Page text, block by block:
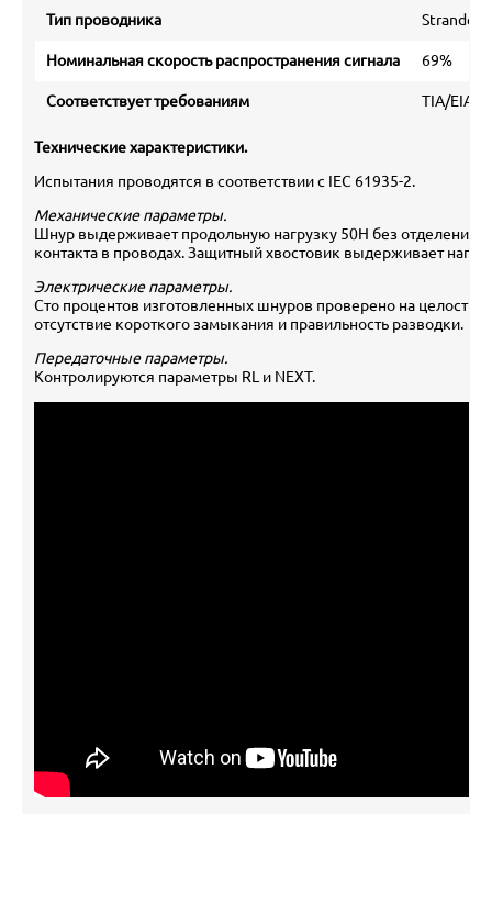
Тип проводника Stranded
Номинальная скорость распространения сигнала 69%
Соответствует требованиям TIA/EIA
Технические характеристики.
Испытания проводятся в соответствии с IEC 61935-2.
Механические параметры.
Шнур выдерживает продольную нагрузку 50Н без отделения
контакта в проводах. Защитный хвостовик выдерживает
Электрические параметры.
Сто процентов изготовленных шнуров проверено на
отсутствие короткого замыкания и правильность разводки.
Передаточные параметры.
Контролируются параметры RL и NEXT.